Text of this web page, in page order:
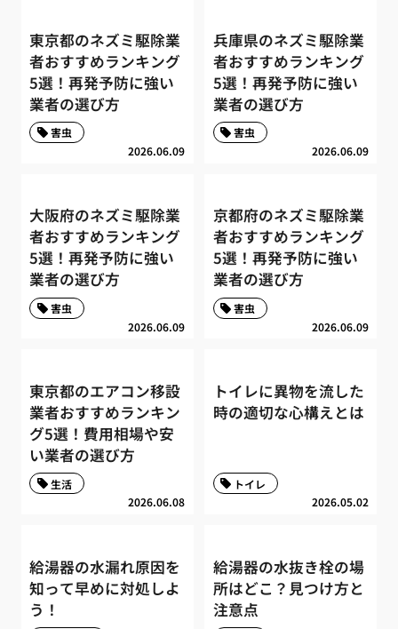
東京都のネズミ駆除業
者おすすめランキング
5選！再発予防に強い
業者の選び方
2026.06.09
害虫
兵庫県のネズミ駆除業
者おすすめランキング
5選！再発予防に強い
業者の選び方
2026.06.09
害虫
大阪府のネズミ駆除業
者おすすめランキング
5選！再発予防に強い
業者の選び方
2026.06.09
害虫
京都府のネズミ駆除業
者おすすめランキング
5選！再発予防に強い
業者の選び方
2026.06.09
害虫
東京都のエアコン移設
業者おすすめランキン
グ5選！費用相場や安
い業者の選び方
2026.06.08
生活
トイレに異物を流した
時の適切な心構えとは
2026.05.02
トイレ
給湯器の水漏れ原因を
知って早めに対処しよ
う！
給湯器の水抜き栓の場
所はどこ？見つけ方と
注意点